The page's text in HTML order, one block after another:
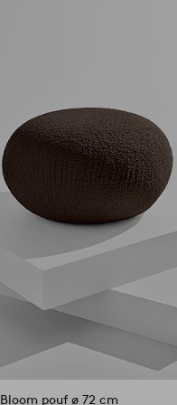
Bloom pouf ø 72 cm